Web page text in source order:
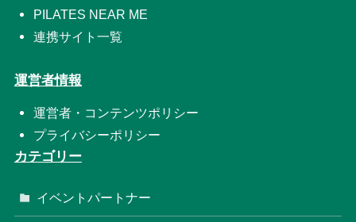
PILATES NEAR ME
連携サイト一覧
運営者情報
運営者・コンテンツポリシー
プライバシーポリシー
カテゴリー
イベントパートナー